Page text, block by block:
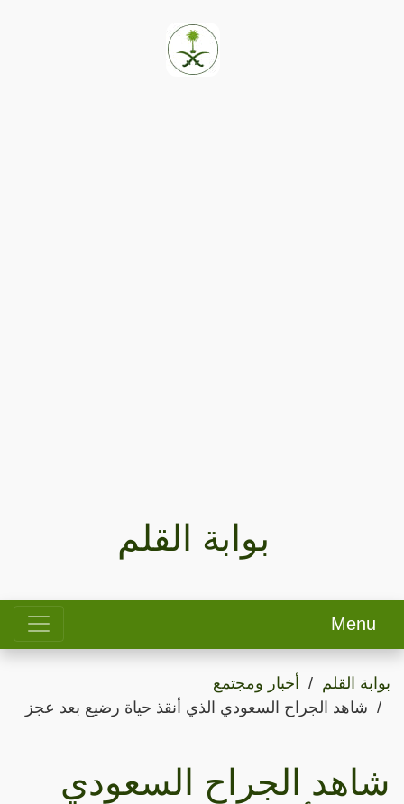
بوابة القلم
Menu
بوابة القلم
أخبار ومجتمع
شاهد الجراح السعودي الذي أنقذ حياة رضيع بعد عجز
شاهد الجراح السعودي